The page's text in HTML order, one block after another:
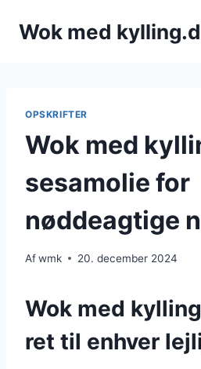
Wok med
OPSKRIFTER
Wok med
sesamolie for
nøddeagtige
Afwmk 20. december 2024
Wok med
ret til enhver